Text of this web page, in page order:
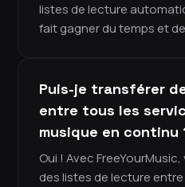
listes de lecture
fait gagner du temps et
Puis-je transférer
entre tous les
musique en continu
Oui ! Avec
des listes de lecture